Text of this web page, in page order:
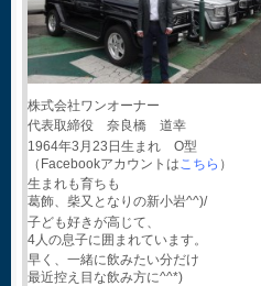
株式会社ワンオーナー
代表取締役 奈良橋 道幸
1964年3月23日生まれ O型
（Facebookアカウントはこちら ）
生まれも育ちも
葛飾、柴又となりの新小岩^^)/
子ども好きが高じて、
4人の息子に囲まれています。
早く、一緒に飲みたい分だけ
最近控え目な飲み方に^^*)